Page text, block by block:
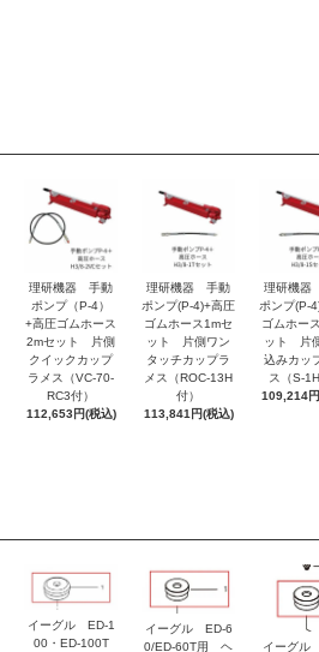
理研機器 手動
ポンプ（P-4）
+高圧ゴムホース
2mセット 片側
クイックカップ
ラメス（VC-70-
RC3付）
112,653円(税込)
理研機器 手動
ポンプ(P-4)+高圧
ゴムホース1mセ
ット 片側ワン
タッチカップラ
メス（ROC-13H
付）
113,841円(税込)
理研機
ポンプ(P-
ゴムホー
ット 片
込みカッ
ス（S-1H
109,214
イーグル ED-1
00・ED-100T
イーグル ED-6
0/ED-60T用 ヘ
イーグル